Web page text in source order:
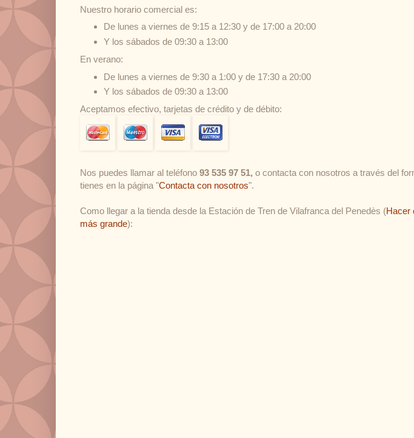
Nuestro horario comercial es:
De lunes a viernes de 9:15 a 12:30 y de 17:00 a 20:00
Y los sábados de 09:30 a 13:00
En verano:
De lunes a viernes de 9:30 a 1:00 y de 17:30 a 20:00
Y los sábados de 09:30 a 13:00
Aceptamos efectivo, tarjetas de crédito y de débito:
Nos puedes llamar al teléfono 93 535 97 51, o contacta con nosotros a través del
tienes en la página "Contacta con nosotros".
Como llegar a la tienda desde la Estación de Tren de Vilafranca del Penedès (Hacer
más grande):